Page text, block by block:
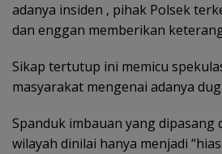
adanya insiden , pihak Polsek
dan enggan memberikan
Sikap tertutup ini memicu
masyarakat mengenai adanya
Spanduk imbauan yang dipasang
wilayah dinilai hanya menjadi